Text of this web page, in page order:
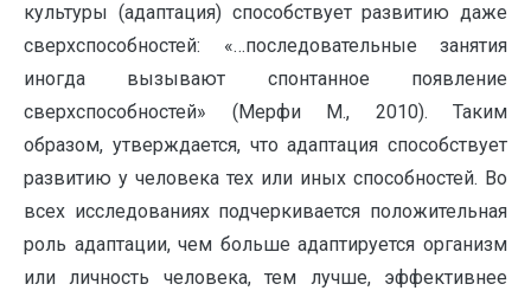
культуры (адаптация) способствует развитию даже
сверхспособностей: «…последовательные занятия
иногда вызывают спонтанное появление
сверхспособностей» (Мерфи М., 2010). Таким
образом, утверждается, что адаптация способствует
развитию у человека тех или иных способностей. Во
всех исследованиях подчеркивается положительная
роль адаптации, чем больше адаптируется организм
или личность человека, тем лучше, эффективнее